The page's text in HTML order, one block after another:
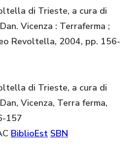
di Trieste, a cura di
Vicenza : Terraferma ;
Revoltella, 2004, pp. 156-
di Trieste, a cura di
Vicenza, Terra ferma,
157
BiblioEst SBN